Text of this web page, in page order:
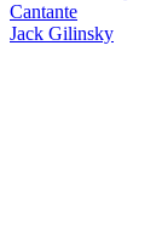
Cantante
Jack Gilinsky